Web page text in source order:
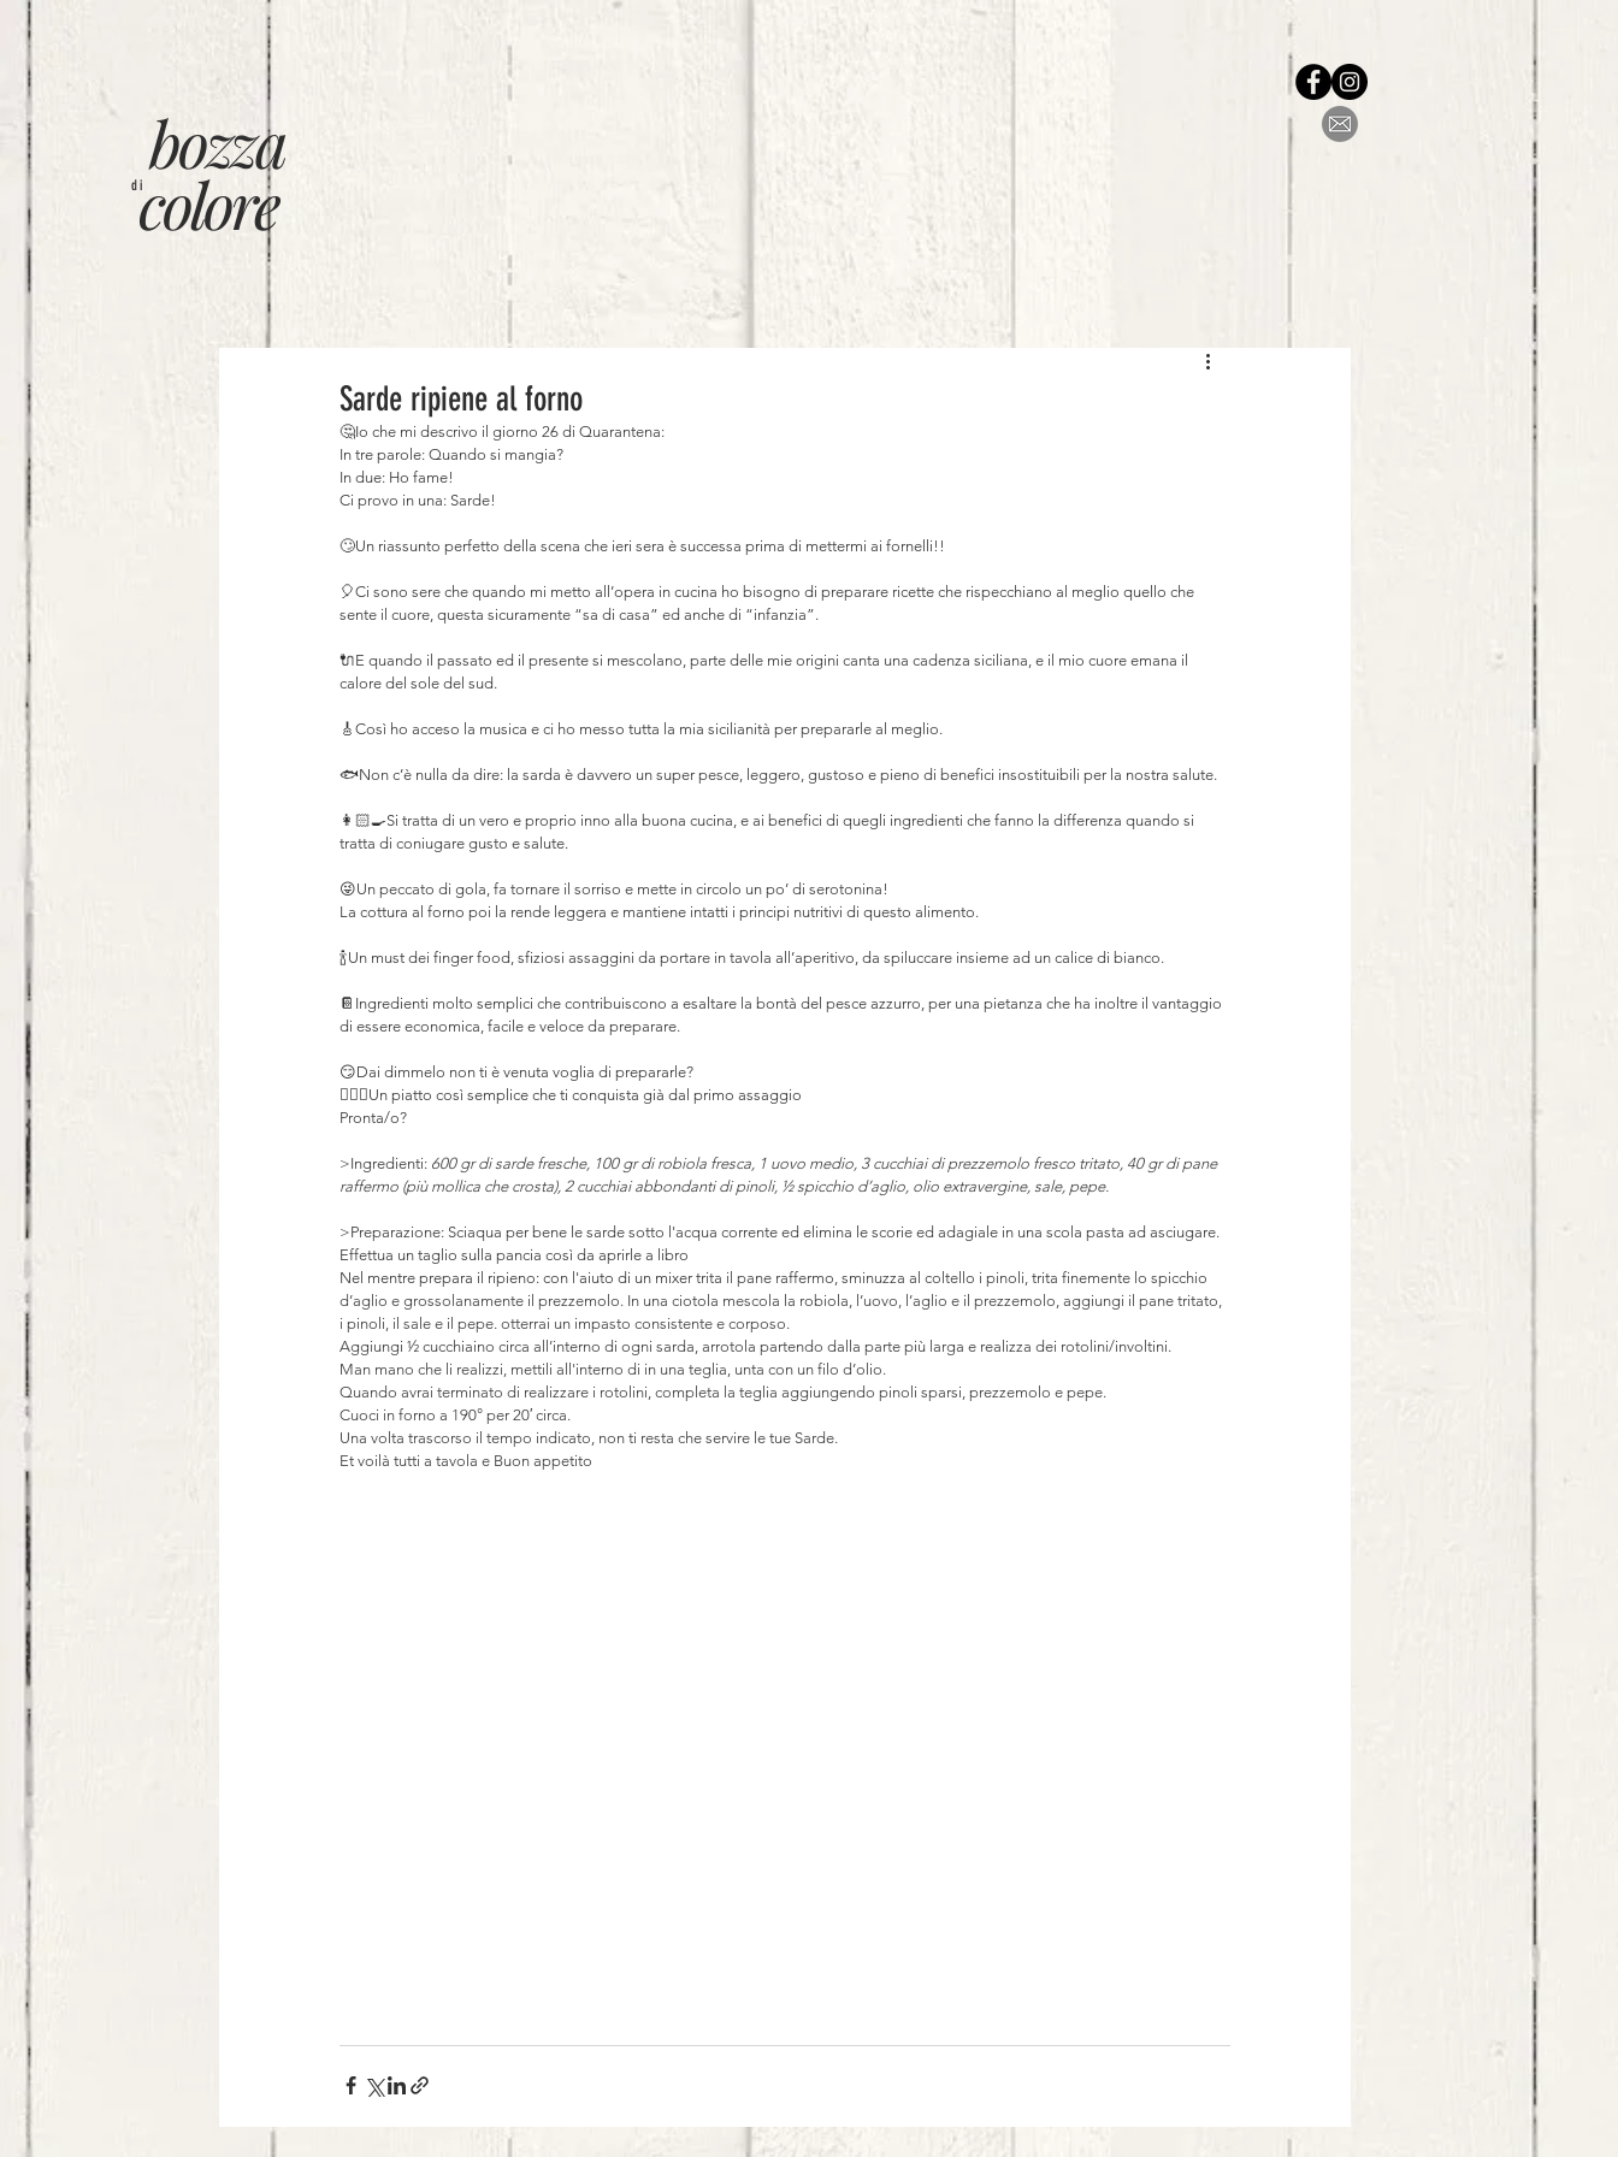
bozza
colore
di
Sarde ripiene al forno⠀
🤔Io che mi descrivo il giorno 26 di Quarantena: ⠀
In tre parole: Quando si mangia?⠀
In due: Ho fame!⠀
Ci provo in una: Sarde!⠀
🙄Un riassunto perfetto della scena che ieri sera è successa prima di mettermi ai fornelli!!⠀
🎈Ci sono sere che quando mi metto all’opera in cucina ho bisogno di preparare ricette che rispecchiano al meglio quello che
sente il cuore, questa sicuramente “sa di casa” ed anche di “infanzia”. ⠀
🔌E quando il passato ed il presente si mescolano, parte delle mie origini canta una cadenza siciliana, e il mio cuore emana il
calore del sole del sud.⠀
🎸Così ho acceso la musica e ci ho messo tutta la mia sicilianità per prepararle al meglio. ⠀
🐟Non c’è nulla da dire: la sarda è davvero un super pesce, leggero, gustoso e pieno di benefici insostituibili per la nostra salute.⠀
👩🏻‍🍳Si tratta di un vero e proprio inno alla buona cucina, e ai benefici di quegli ingredienti che fanno la differenza quando si
tratta di coniugare gusto e salute.⠀
😜Un peccato di gola, fa tornare il sorriso e mette in circolo un po’ di serotonina! ⠀
La cottura al forno poi la rende leggera e mantiene intatti i principi nutritivi di questo alimento.⠀
🍾Un must dei finger food, sfiziosi assaggini da portare in tavola all’aperitivo, da spiluccare insieme ad un calice di bianco. ⠀
📔Ingredienti molto semplici che contribuiscono a esaltare la bontà del pesce azzurro, per una pietanza che ha inoltre il vantaggio
di essere economica, facile e veloce da preparare.⠀
😏Dai dimmelo non ti è venuta voglia di prepararle?⠀
💁🏻‍♀️Un piatto così semplice che ti conquista già dal primo assaggio
Pronta/o?
>Ingredienti: 600 gr di sarde fresche, 100 gr di robiola fresca, 1 uovo medio, 3 cucchiai di prezzemolo fresco tritato, 40 gr di pane
raffermo (più mollica che crosta), 2 cucchiai abbondanti di pinoli, ½ spicchio d’aglio, olio extravergine, sale, pepe.
>Preparazione: Sciaqua per bene le sarde sotto l'acqua corrente ed elimina le scorie ed adagiale in una scola pasta ad asciugare.
Effettua un taglio sulla pancia così da aprirle a libro
Nel mentre prepara il ripieno: con l'aiuto di un mixer trita il pane raffermo, sminuzza al coltello i pinoli, trita finemente lo spicchio
d’aglio e grossolanamente il prezzemolo. In una ciotola mescola la robiola, l’uovo, l’aglio e il prezzemolo, aggiungi il pane tritato,
i pinoli, il sale e il pepe. otterrai un impasto consistente e corposo.
Aggiungi ½ cucchiaino circa all’interno di ogni sarda, arrotola partendo dalla parte più larga e realizza dei rotolini/involtini.
Man mano che li realizzi, mettili all'interno di in una teglia, unta con un filo d’olio.
Quando avrai terminato di realizzare i rotolini, completa la teglia aggiungendo pinoli sparsi, prezzemolo e pepe.
Cuoci in forno a 190° per 20′ circa.
Una volta trascorso il tempo indicato, non ti resta che servire le tue Sarde.
Et voilà tutti a tavola e Buon appetito